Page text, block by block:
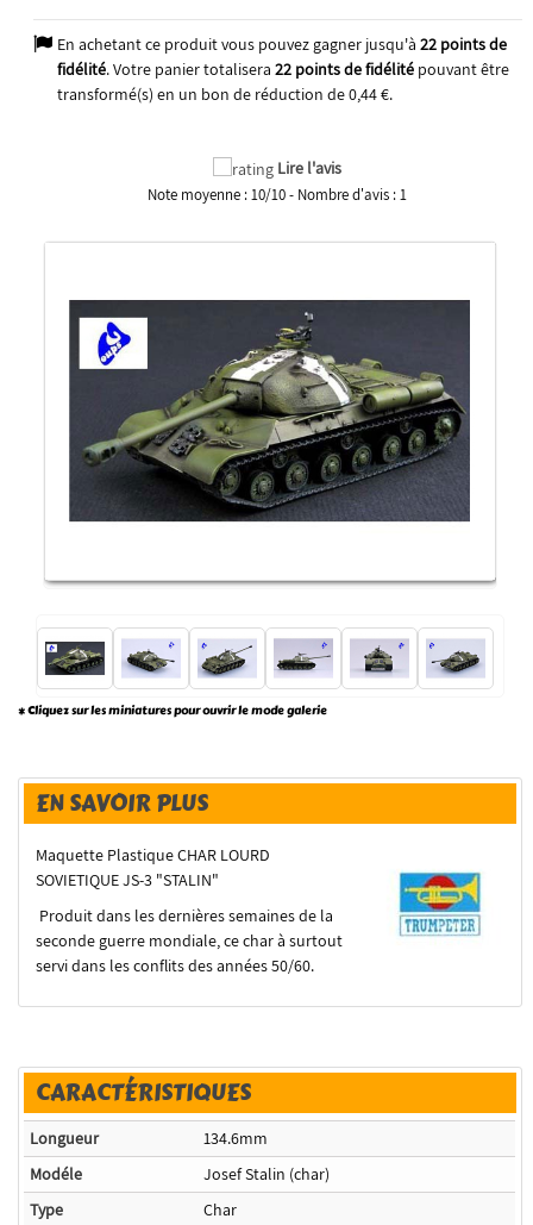
En achetant ce produit vous pouvez gagner jusqu'à 22points de
fidélité. Votre panier totalisera 22points de fidélitépouvant être
transformé(s) en un bon de réduction de0,44 €.
Lire l'avis
Note moyenne :10/10- Nombre d'avis :1
* Cliquez sur les miniatures pour ouvrir le mode galerie
EN SAVOIR PLUS
Maquette Plastique CHAR LOURD
SOVIETIQUE JS-3 "STALIN"
Produit dans les dernières semaines de la
seconde guerre mondiale, ce char à surtout
servi dans les conflits des années 50/60.
CARACTÉRISTIQUES
Longueur
134.6mm
Modéle
Josef Stalin (char)
Type
Char